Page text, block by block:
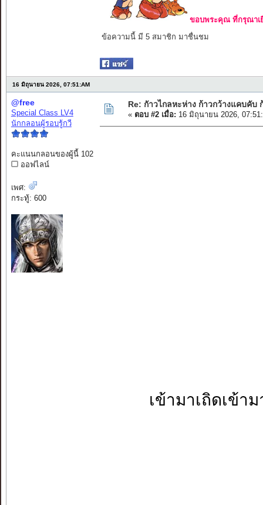
ขอบพระคุณ ที่กรุณาเ
ข้อความนี้ มี 5 สมาชิก มาชื่นชม
16 มิถุนายน 2026, 07:51:AM
@free
Special Class LV4
นักกลอนผู้รอบรู้กวี
คะแนนกลอนของผู้นี้ 102
ออฟไลน์
เพศ:
กระทู้: 600
Re: กัาวไกลหะห่าง ก้าวกว้างแคบคับ
« ตอบ #2 เมื่อ: 16 มิถุนายน 2026,
เข้ามาเถิดเข้ามา